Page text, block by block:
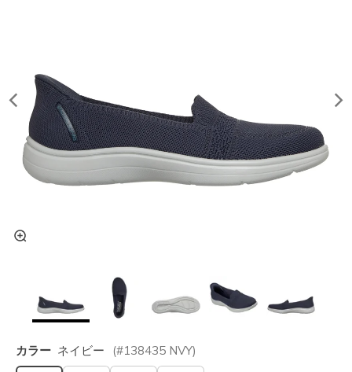
カラー ネイビー (#138435 NVY)